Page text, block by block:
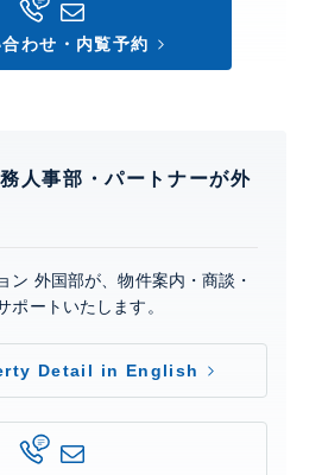
わせ・内覧予約
人事部・パートナーが外
ン 外国部が、物件案内・商談・
ポートいたします。
Detail in English